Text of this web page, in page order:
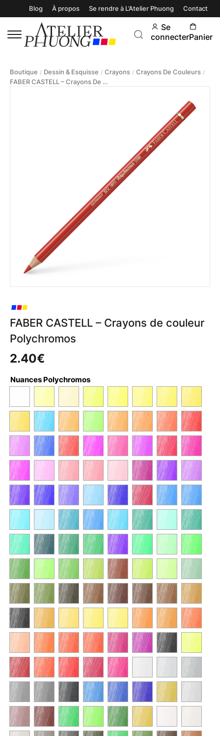
Blog À propos Se rendre à L’Atelier Phuong Contact
Se
connecterPanier
Boutique / Dessin & Esquisse / Crayons / Crayons De Couleurs /
FABER CASTELL – Crayons De Couleur Polychromos
FABER CASTELL – Crayons de couleur
Polychromos
2.40€
Nuances Polychromos